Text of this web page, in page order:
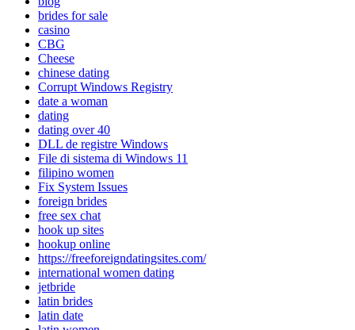
brides for sale
casino
CBG
Cheese
chinese dating
Corrupt Windows Registry
date a woman
dating
dating over 40
DLL de registre Windows
File di sistema di Windows 11
filipino women
Fix System Issues
foreign brides
free sex chat
hook up sites
hookup online
https://freeforeigndatingsites.com/
international women dating
jetbride
latin brides
latin date